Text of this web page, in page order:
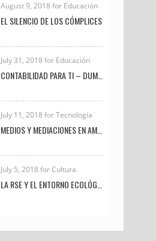
August 9, 2018 for Educación
EL SILENCIO DE LOS CÓMPLICES
July 31, 2018 for Educación
July 11, 2018 for Tecnología
July 5, 2018 for Cultura